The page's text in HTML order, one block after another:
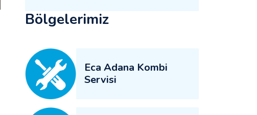
Bölgelerimiz
Eca Adana Kombi
Servisi